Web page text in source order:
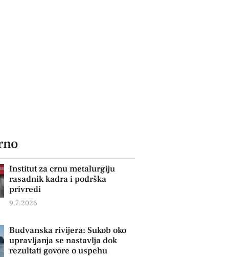
Institut za crnu metalurgiju
rasadnik kadra i podrška
privredi
9.7.2026
Budvanska rivijera: Sukob oko
upravljanja se nastavlja dok
rezultati govore o uspehu